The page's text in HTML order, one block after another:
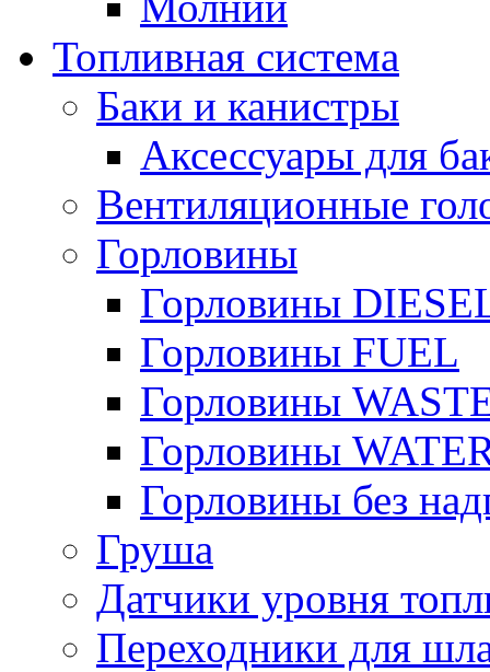
Топливная система
Баки и канистры
Аксессуары для
Вентиляционные
Горловины
Горловины
Горловины FUEL
Горловины
Горловины
Горловины без
Груша
Датчики уровня
Переходники для